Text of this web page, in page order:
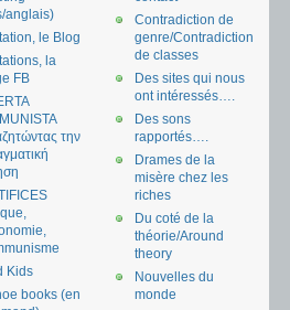
Contradiction de
genre/Contradiction
de classes
Des sites qui nous
ont intéressés….
Des sons
rapportés….
Drames de la
misère chez les
riches
Du coté de la
théorie/Around
theory
Nouvelles du
monde
anglais)
le Blog
la
FB
την
Kids
books (en